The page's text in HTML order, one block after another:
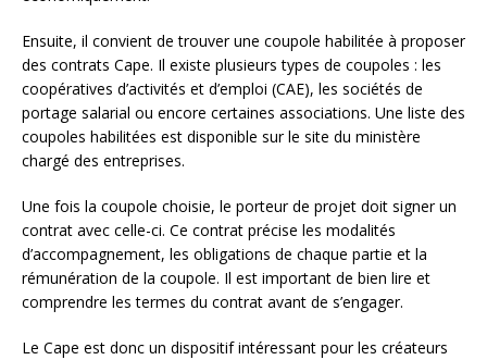
Ensuite, il convient de trouver une coupole habilitée à proposer
des contrats Cape. Il existe plusieurs types de coupoles : les
coopératives d’activités et d’emploi (CAE), les sociétés de
portage salarial ou encore certaines associations. Une liste des
coupoles habilitées est disponible sur le site du ministère
chargé des entreprises.
Une fois la coupole choisie, le porteur de projet doit signer un
contrat avec celle-ci. Ce contrat précise les modalités
d’accompagnement, les obligations de chaque partie et la
rémunération de la coupole. Il est important de bien lire et
comprendre les termes du contrat avant de s’engager.
Le Cape est donc un dispositif intéressant pour les créateurs